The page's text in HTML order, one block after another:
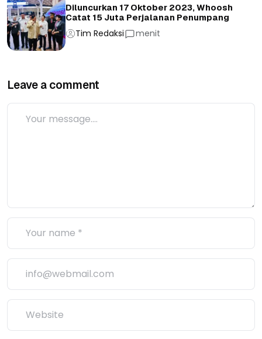
Diluncurkan 17 Oktober 2023, Whoosh
Catat 15 Juta Perjalanan Penumpang
Tim Redaksi menit
Leave a comment